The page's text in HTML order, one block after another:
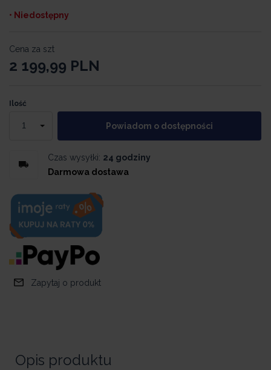
• Niedostępny
Cena za szt
2 199,99 PLN
Ilość
Powiadom o dostępności
Czas wysyłki: 24 godziny
Darmowa dostawa
Zapytaj o produkt
Opis produktu